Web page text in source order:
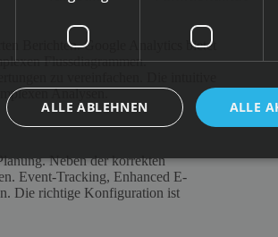
Berichten. Google Analytics bietet
Flussdiagrammen.
zu vereinfachen. Die intuitive
Analysen.
Neben der korrekten
Event-Tracking, Enhanced E-
Die richtige Konfiguration ist
ALLE
ALLE ABLEHNEN